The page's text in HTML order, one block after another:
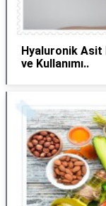
Hyaluronik Asit
ve Kullanımı..